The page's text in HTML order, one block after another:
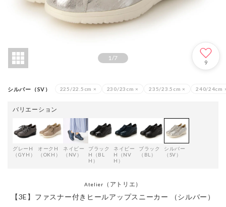
1/7
9
シルバー（SV） 225/22.5cm × 230/23cm × 235/23.5cm × 240/24cm
バリエーション
グレーH
（GYH）
オークH
（OKH）
ネイビー
（NV）
ブラック
H（BL
H）
ネイビー
H（NV
H）
ブラック
（BL）
シルバー
（SV）
Atelier （アトリエ）
【3E】ファスナー付きヒールアップスニーカー （シルバー）